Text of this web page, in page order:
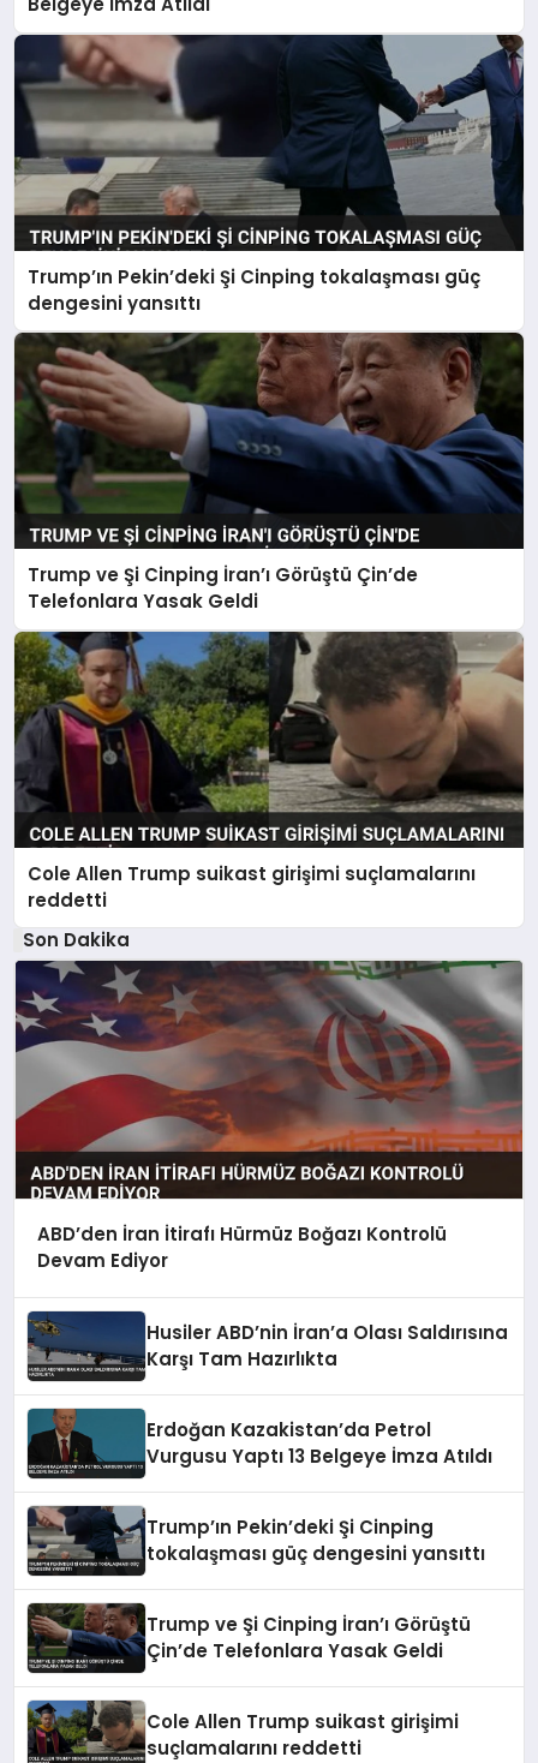
Trump’ın Pekin’deki Şi Cinping tokalaşması güç
dengesini yansıttı
Trump ve Şi Cinping İran’ı Görüştü Çin’de
Telefonlara Yasak Geldi
Cole Allen Trump suikast girişimi suçlamalarını
reddetti
Son Dakika
ABD’den İran İtirafı Hürmüz Boğazı Kontrolü
Devam Ediyor
Husiler ABD’nin İran’a Olası Saldırısına
Karşı Tam Hazırlıkta
Erdoğan Kazakistan’da Petrol
Vurgusu Yaptı 13 Belgeye İmza Atıldı
Trump’ın Pekin’deki Şi Cinping
tokalaşması güç dengesini yansıttı
Trump ve Şi Cinping İran’ı Görüştü
Çin’de Telefonlara Yasak Geldi
Cole Allen Trump suikast girişimi
suçlamalarını reddetti